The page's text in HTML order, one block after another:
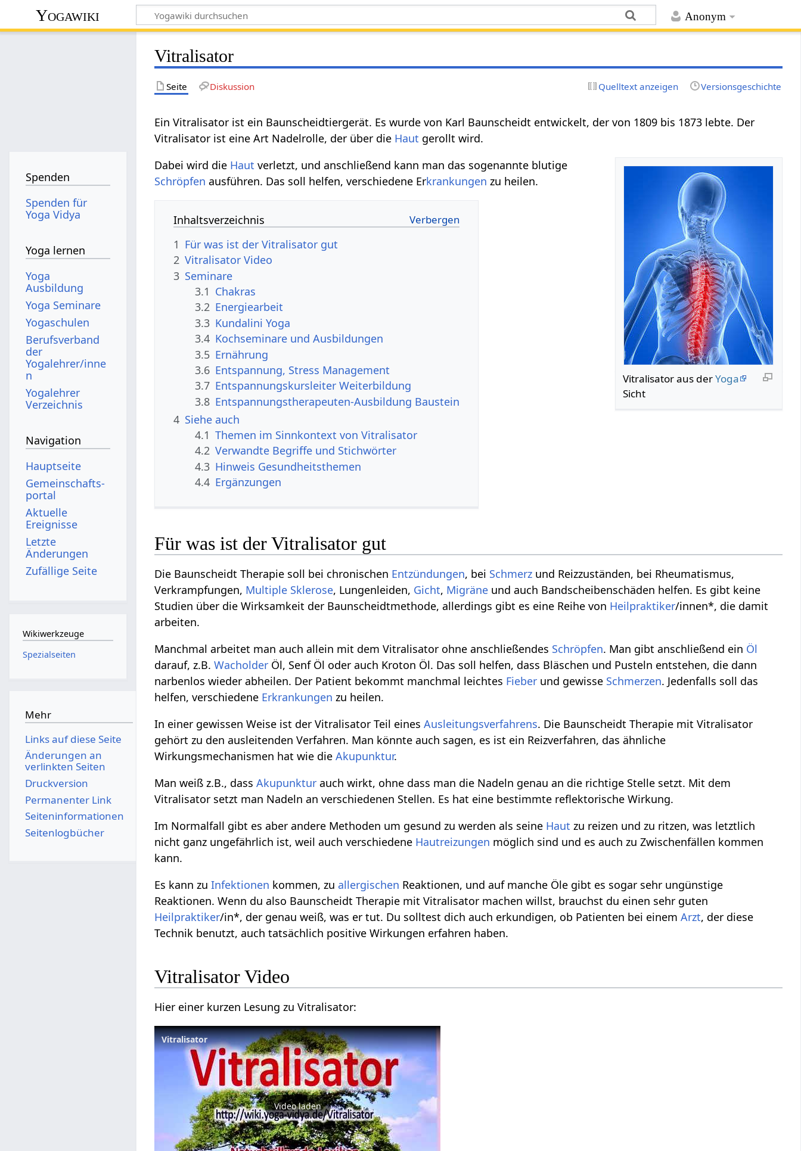
Anonym
Yogawiki
Vitralisator
Seite Diskussion Quelltext anzeigen Versionsgeschichte
Ein Vitralisator ist ein Baunscheidtiergerät. Es wurde von Karl Baunscheidt entwickelt, der von 1809 bis 1873 lebte. Der
Vitralisator ist eine Art Nadelrolle, der über die Haut gerollt wird.
Vitralisator aus derYoga
Sicht
Dabei wird die Haut verletzt, und anschließend kann man das sogenannte blutige
Schröpfen ausführen. Das soll helfen, verschiedene Erkrankungen zu heilen.
Inhaltsverzeichnis
1 Für was ist der Vitralisator gut
2 Vitralisator Video
3 Seminare
3.1 Chakras
3.2 Energiearbeit
3.3 Kundalini Yoga
3.4 Kochseminare und Ausbildungen
3.5 Ernährung
3.6 Entspannung, Stress Management
3.7 Entspannungskursleiter Weiterbildung
3.8 Entspannungstherapeuten-Ausbildung Baustein
4 Siehe auch
4.1 Themen im Sinnkontext von Vitralisator
4.2 Verwandte Begriffe und Stichwörter
4.3 Hinweis Gesundheitsthemen
4.4 Ergänzungen
Für was ist der Vitralisator gut
Die Baunscheidt Therapie soll bei chronischen Entzündungen, bei Schmerz und Reizzuständen, bei Rheumatismus,
Verkrampfungen, Multiple Sklerose, Lungenleiden, Gicht, Migräne und auch Bandscheibenschäden helfen. Es gibt keine
Studien über die Wirksamkeit der Baunscheidtmethode, allerdings gibt es eine Reihe von Heilpraktiker/innen*, die damit
arbeiten.
Manchmal arbeitet man auch allein mit dem Vitralisator ohne anschließendes Schröpfen. Man gibt anschließend ein Öl
darauf, z.B.Wacholder Öl, Senf Öl oder auch Kroton Öl. Das soll helfen, dass Bläschen und Pusteln entstehen, die dann
narbenlos wieder abheilen. Der Patient bekommt manchmal leichtes Fieber und gewisse Schmerzen. Jedenfalls soll das
helfen, verschiedene Erkrankungen zu heilen.
In einer gewissen Weise ist der Vitralisator Teil einesAusleitungsverfahrens. Die Baunscheidt Therapie mit Vitralisator
gehört zu den ausleitenden Verfahren. Man könnte auch sagen, es ist ein Reizverfahren, das ähnliche
Wirkungsmechanismen hat wie dieAkupunktur.
Man weiß z.B., dassAkupunktur auch wirkt, ohne dass man die Nadeln genau an die richtige Stelle setzt. Mit dem
Vitralisator setzt man Nadeln an verschiedenen Stellen. Es hat eine bestimmte reflektorische Wirkung.
Im Normalfall gibt es aber andere Methoden um gesund zu werden als seine Haut zu reizen und zu ritzen, was letztlich
nicht ganz ungefährlich ist, weil auch verschiedene Hautreizungen möglich sind und es auch zu Zwischenfällen kommen
kann.
Es kann zuInfektionen kommen, zu allergischen Reaktionen, und auf manche Öle gibt es sogar sehr ungünstige
Reaktionen. Wenn du also Baunscheidt Therapie mit Vitralisator machen willst, brauchst du einen sehr guten
Heilpraktiker/in*, der genau weiß, was er tut. Du solltest dich auch erkundigen, ob Patienten bei einemArzt, der diese
Technik benutzt, auch tatsächlich positive Wirkungen erfahren haben.
Vitralisator Video
Hier einer kurzen Lesung zu Vitralisator:
Vitralisator
Video laden
Spenden
Spenden für
Yoga Vidya
Yoga lernen
Yoga
Ausbildung
Yoga Seminare
Yogaschulen
Berufsverband
der
Yogalehrer/inne
n
Yogalehrer
Verzeichnis
Navigation
Hauptseite
Gemeinschafts­
portal
Aktuelle
Ereignisse
Letzte
Änderungen
Zufällige Seite
Wikiwerkzeuge
Spezialseiten
Mehr
Links auf diese Seite
Änderungen an
verlinkten Seiten
Druckversion
Permanenter Link
Seiten­­informationen
Seitenlogbücher